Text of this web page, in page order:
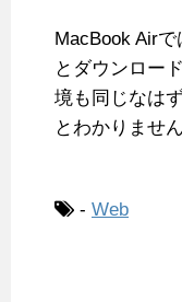
MacBook Air
とダウンロー
境も同じなは
とわかりません
- Web